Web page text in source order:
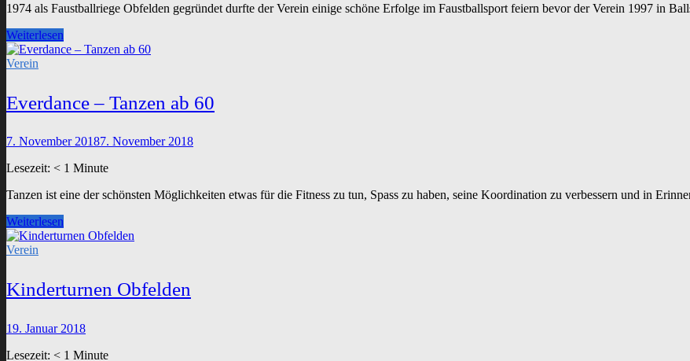
1974 als Faustballriege Obfelden gegründet durfte der Verein einige schöne Erfolge im Faustballsport feiern bevor der Verein 1997 in
Ballsportclub
Obfelden
(BSCO)
Weiterlesen
Verein
Everdance – Tanzen ab 60
7. November 20187. November 2018
Lesezeit: < 1 Minute
Tanzen ist eine der schönsten Möglichkeiten etwas für die Fitness zu tun, Spass zu haben, seine Koordination zu verbessern und in
Everdance
–
Tanzen
Weiterlesen
Verein
Kinderturnen Obfelden
19. Januar 2018
Lesezeit: < 1 Minute